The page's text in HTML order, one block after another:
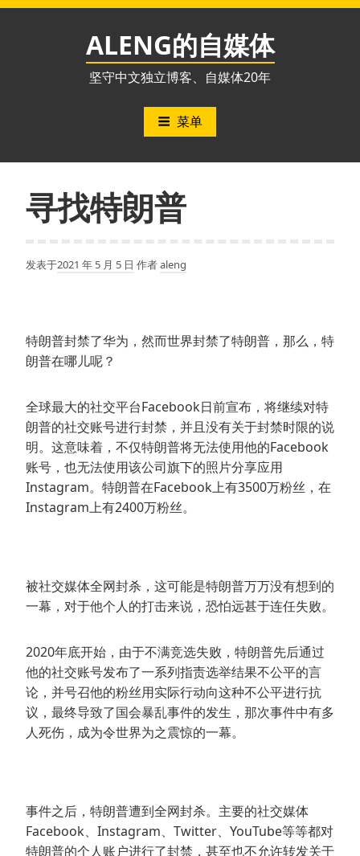
跳
ALENG的自媒体
坚守中文独立博客、自媒体20年
菜单
寻找特朗普
发表于2021 年 5 月 5 日 作者aleng
特朗普封禁了华为，然而世界封禁了特朗普，那么，特
朗普在哪儿呢？
全球最大的社交平台Facebook日前宣布，将继续对特
朗普的社交账号进行封禁，并且没有关于封禁时限的说
明。这意味着，不仅特朗普将无法使用他的Facebook
账号，也无法使用该公司旗下的照片分享应用
Instagram。特朗普在Facebook上有3500万粉丝，在
Instagram上有2400万粉丝。
被社交媒体全网封杀，这可能是特朗普万万没有想到的
一幕，对于他个人的打击来说，恐怕远甚于连任失败。
2020年底开始，由于不满竞选失败，特朗普先后通过
他的社交账号发布了一系列指责选举结果不公平的言
论，并号召他的粉丝用实际行动向这种不公平进行抗
议，最终导致了国会暴乱事件的发生，那次事件中有多
人死伤，成为令世界为之震惊的一幕。
事件之后，特朗普遭到全网封杀。主要的社交媒体
Facebook、Instagram、Twitter、YouTube等等都对
特朗普的个人账户进行了封禁，甚至也不允许转发关于